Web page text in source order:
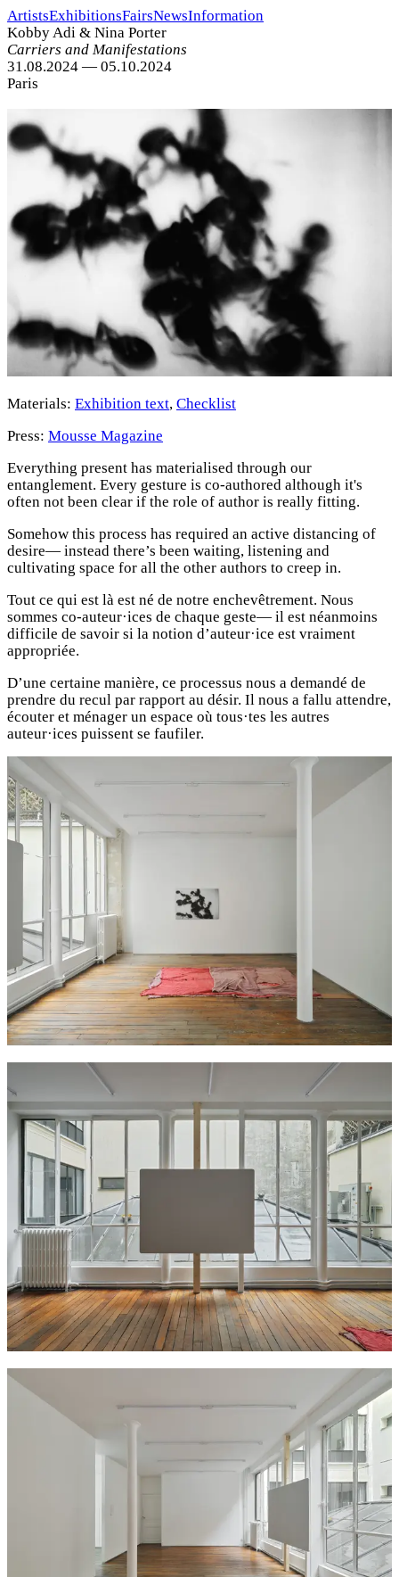
ArtistsExhibitionsFairsNewsInformation
Kobby Adi & Nina Porter
Carriers and Manifestations
31.08.2024 — 05.10.2024
Paris
Materials: Exhibition text, Checklist
Press: Mousse Magazine
Everything present has materialised through our
entanglement. Every gesture is co-authored although it's
often not been clear if the role of author is really fitting.
Somehow this process has required an active distancing of
desire— instead there’s been waiting, listening and
cultivating space for all the other authors to creep in.
Tout ce qui est là est né de notre enchevêtrement. Nous
sommes co-auteur·ices de chaque geste— il est néanmoins
difficile de savoir si la notion d’auteur·ice est vraiment
appropriée.
D’une certaine manière, ce processus nous a demandé de
prendre du recul par rapport au désir. Il nous a fallu attendre,
écouter et ménager un espace où tous·tes les autres
auteur·ices puissent se faufiler.